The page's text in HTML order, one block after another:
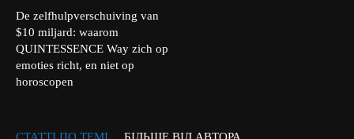
De zelfhulpverschuiving van
$10 miljard: waarom
QUINTESSENCE Way zich op
emoties richt, en niet op
horoscopen